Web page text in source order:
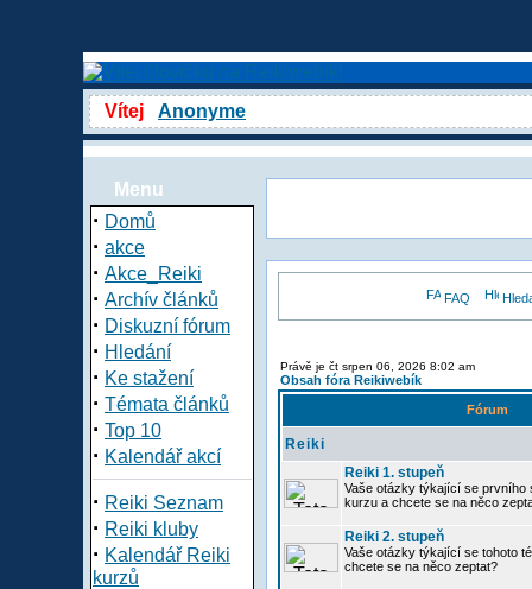
Vítej Anonyme
Menu
· Domů
· akce
· Akce_Reiki
· Archív článků
· Diskuzní fórum
· Hledání
· Ke stažení
· Témata článků
· Top 10
· Kalendář akcí
· Reiki Seznam
· Reiki kluby
· Kalendář Reiki
kurzů
FAQ
Právě je čt srpen 06, 2026 8:02 am
Obsah fóra Reikiwebík
Fórum
Reiki
Reiki 1. stupeň
Vaše otázky týkající se prvního
kurzu a chcete se na něco
Reiki 2. stupeň
Vaše otázky týkající se tohoto
chcete se na něco zeptat?